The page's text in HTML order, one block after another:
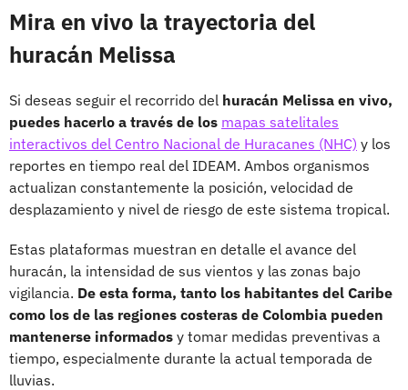
Mira en vivo la trayectoria del
huracán Melissa
Si deseas seguir el recorrido del huracán Melissa en vivo,
puedes hacerlo a través de los mapas satelitales
interactivos del Centro Nacional de Huracanes (NHC) y los
reportes en tiempo real del IDEAM. Ambos organismos
actualizan constantemente la posición, velocidad de
desplazamiento y nivel de riesgo de este sistema tropical.
Estas plataformas muestran en detalle el avance del
huracán, la intensidad de sus vientos y las zonas bajo
vigilancia. De esta forma, tanto los habitantes del Caribe
como los de las regiones costeras de Colombia pueden
mantenerse informados y tomar medidas preventivas a
tiempo, especialmente durante la actual temporada de
lluvias.